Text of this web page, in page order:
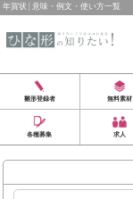
年賀状 | 意味・例文・使い方一覧
雛形登録者 無料素材
各種募集 求人